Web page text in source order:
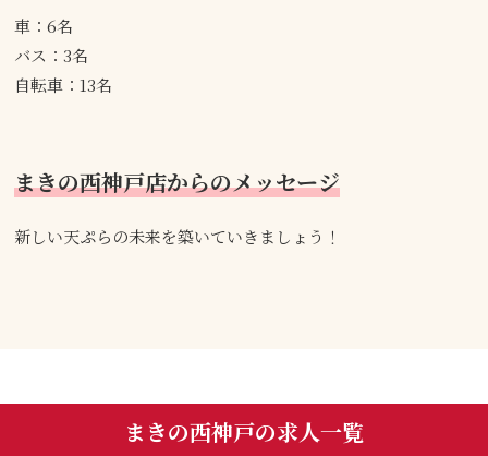
車：6名
バス：3名
自転車：13名
まきの西神戸店からのメッセージ
新しい天ぷらの未来を築いていきましょう！
まきの西神戸の求人一覧